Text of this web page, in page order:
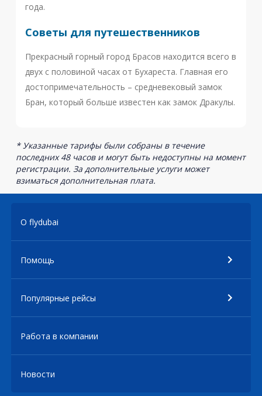
года.
Советы для путешественников
Прекрасный горный город Брасов находится всего в
двух с половиной часах от Бухареста. Главная его
достопримечательность – средневековый замок
Бран, который больше известен как замок Дракулы.
* Указанные тарифы были собраны в течение
последних 48 часов и могут быть недоступны на момент
регистрации. За дополнительные услуги может
взиматься дополнительная плата.
О flydubai
Помощь
Популярные рейсы
Работа в компании
Новости